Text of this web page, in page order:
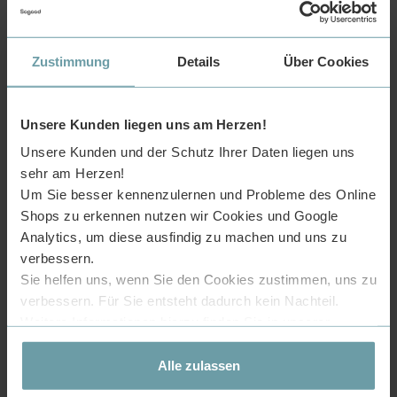
Zustimmung Details Über Cookies
Unsere Kunden liegen uns am Herzen!
Unsere Kunden und der Schutz Ihrer Daten liegen uns
sehr am Herzen!
Um Sie besser kennenzulernen und Probleme des Online
Shops zu erkennen nutzen wir Cookies und Google
Analytics, um diese ausfindig zu machen und uns zu
verbessern.
Sie helfen uns, wenn Sie den Cookies zustimmen, uns zu
verbessern. Für Sie entsteht dadurch kein Nachteil.
Datenschutzerklärung.
Alle zulassen
Lieferung nach Deutschland, Österreich, Frankreich und Belgien.
glatte und leicht zu
individuelle
Gestaltung